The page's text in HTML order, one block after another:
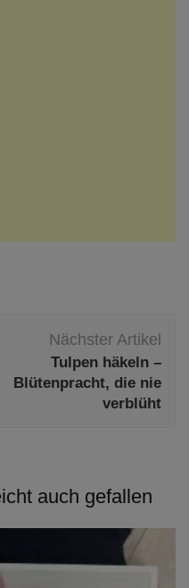
Nächster Artikel
Tulpen häkeln –
Blütenpracht, die nie
verblüht
auch gefallen